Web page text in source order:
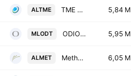
ALTME TME Pharma N.V. 5,84 M
MLODT ODIOT S.A. 5,95 M
ALMET Methanor SCA 6,05 M